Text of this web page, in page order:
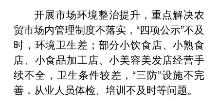
开展市场环境整治提升，重点解决农
贸市场内管理制度不落实，“四项公示”不及
时，环境卫生差；部分小饮食店、小熟食
店、小食品加工店、小美容美发店经营手
续不全，卫生条件较差，“三防”设施不完
善，从业人员体检、培训不及时等问题。